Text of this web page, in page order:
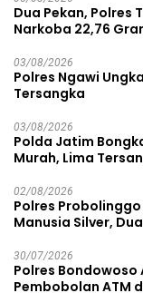
Dua Pekan, Polres
Narkoba 22,76
03/08/2026
Polres Ngawi
Tersangka
03/08/2026
Polda Jatim
Murah, Lima
02/08/2026
Polres
Manusia Silver,
30/07/2026
Polres
Pembobolan ATM